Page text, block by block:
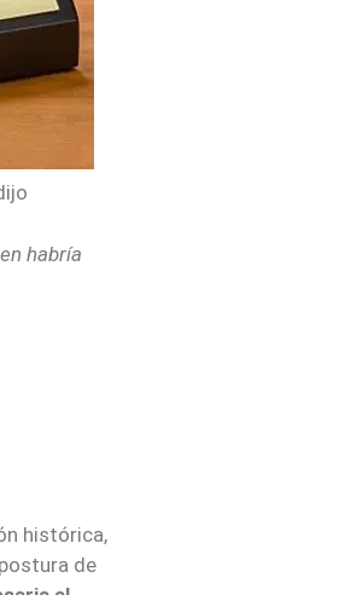
habría
histórica,
de